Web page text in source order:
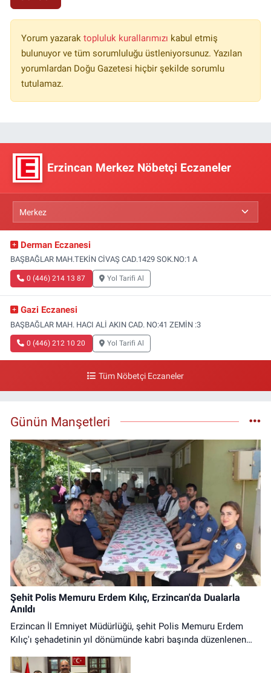
Yorum yazarak topluluk kurallarımızı kabul etmiş
bulunuyor ve tüm sorumluluğu üstleniyorsunuz. Yazılan
yorumlardan Doğu Gazetesi hiçbir şekilde sorumlu
tutulamaz.
Erzincan Merkez Nöbetçi Eczaneler
Derman Eczanesi
BAŞBAĞLAR MAH.TEKİN CİVAŞ CAD.1429 SOK.NO:1 A
0 (446) 214 13 87 Yol Tarifi Al
Gazi Eczanesi
BAŞBAĞLAR MAH. HACI ALİ AKIN CAD. NO:41 ZEMİN :3
0 (446) 212 10 20 Yol Tarifi Al
Tüm Nöbetçi Eczaneler
Günün Manşetleri
Şehit Polis Memuru Erdem Kılıç, Erzincan'da Dualarla
Anıldı
Erzincan İl Emniyet Müdürlüğü, şehit Polis Memuru Erdem
Kılıç'ı şehadetinin yıl dönümünde kabri başında düzenlenen
personeli katıldı.